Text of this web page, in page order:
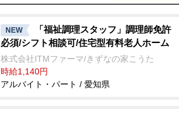
NEW
「福祉調理スタッフ」調理師免許
必須/シフト相談可/住宅型有料老人ホーム
株式会社ITMファーマ/きずなの家こうた
時給1,140円
アルバイト・パート / 愛知県